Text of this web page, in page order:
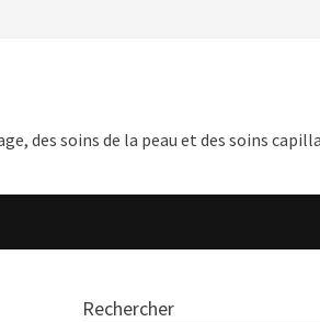
des soins de la peau et des soins
Rechercher